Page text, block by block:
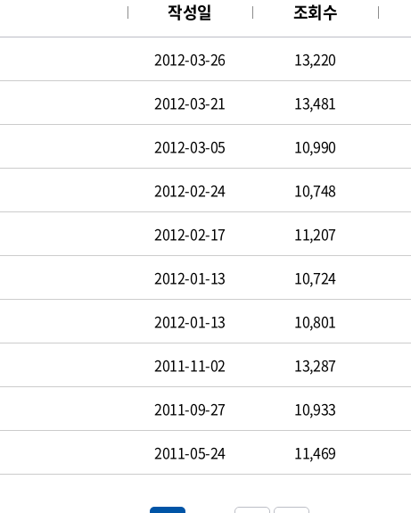
작성일 조회수
2012-03-26 13,220
2012-03-21 13,481
2012-03-05 10,990
2012-02-24 10,748
2012-02-17 11,207
2012-01-13 10,724
2012-01-13 10,801
2011-11-02 13,287
2011-09-27 10,933
2011-05-24 11,469